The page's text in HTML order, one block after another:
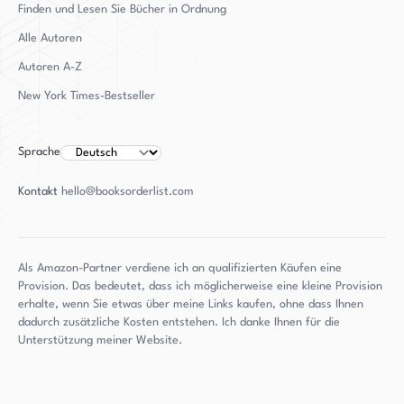
kollektive Bewusstsein hinterlassen. Amy geht
mit ihren Figuren und ihren Schwächen
und menschlich, wodurch Leser eine andere
Finden und Lesen Sie Bücher in Ordnung
Alle Autoren
Autoren A-Z
New York Times-Bestseller
Sprache
Kontakt hello@booksorderlist.com
Als Amazon-Partner verdiene ich an qualifizierten Käufen eine
Provision. Das bedeutet, dass ich möglicherweise eine kleine Provision
erhalte, wenn Sie etwas über meine Links kaufen, ohne dass Ihnen
dadurch zusätzliche Kosten entstehen. Ich danke Ihnen für die
Unterstützung meiner Website.